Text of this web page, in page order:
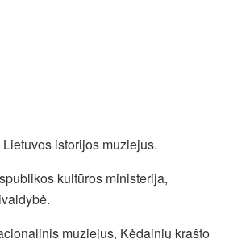
istorijos muziejus.
kultūros ministerija,
muziejus, Kėdainių krašto